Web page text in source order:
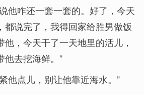
他咋还一套一套的。好了，今天
都说完了，我得回家给胜男做饭
，今天干了一天地里的活儿，
他去挖海鲜。”
他点儿，别让他靠近海水。”